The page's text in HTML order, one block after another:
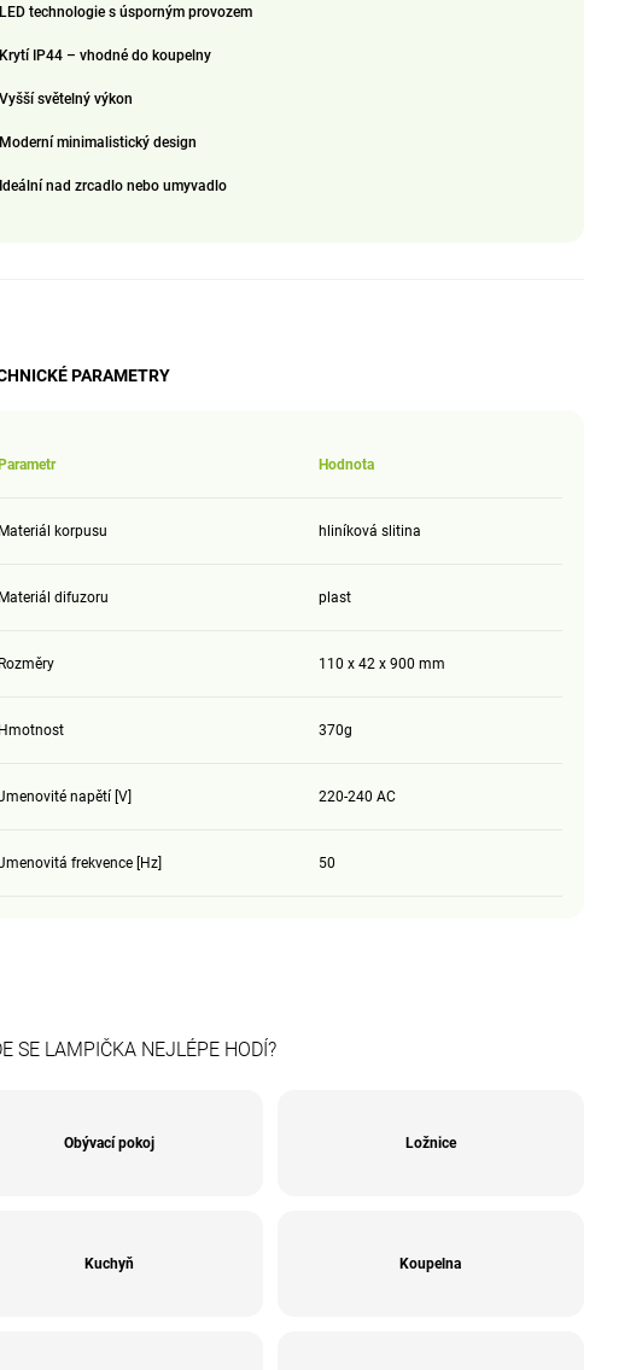
technologie s úsporným provozem
IP44 – vhodné do koupelny
světelný výkon
minimalistický design
nad zrcadlo nebo umyvadlo
PARAMETRY
Hodnota
korpusu hliníková slitina
difuzoru plast
110 x 42 x 900 mm
370g
napětí [V] 220-240 AC
frekvence [Hz] 50
SE LAMPIČKA NEJLÉPE HODÍ?
Obývací pokoj Ložnice
Kuchyň Koupelna